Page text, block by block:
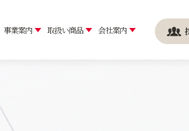
事業案内 取扱い商品 会社案内